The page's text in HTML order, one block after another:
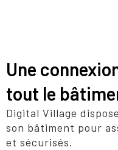
Une
tout le
Digital Village
son bâtiment pour
et sécurisés.